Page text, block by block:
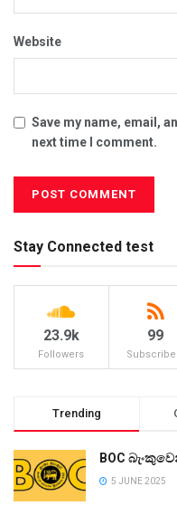
Website
Save my name, email,
next time I comment.
Stay Connected test
23.9k
Followers
99
Trending
BOC
5 JUNE 2025